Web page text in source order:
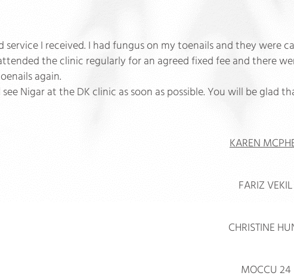
I received. I had fungus on my toenails and they were
the clinic regularly for an agreed fixed fee and there
again.
Nigar at the DK clinic as soon as possible. You will be glad
KAREN
FARIZ VEKIL
CHRISTINE
MOCCU 24